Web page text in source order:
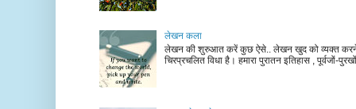
लेखन कला
लेखन की शुरुआत करें कुछ ऐसे.. लेखन खुद को व्यक्त
चिरप्रचलित विधा है। हमारा पुरातन इतिहास , पूर्वजों-